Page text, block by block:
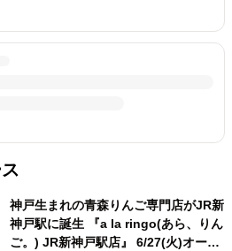
神戸生まれの青森りんご専門店がJR新
神戸駅に誕生 『a la ringo(あら、りん
ご。) JR新神戸駅店』 6/27(火)オープ